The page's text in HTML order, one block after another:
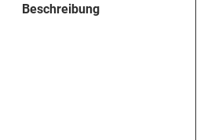
Beschreibung